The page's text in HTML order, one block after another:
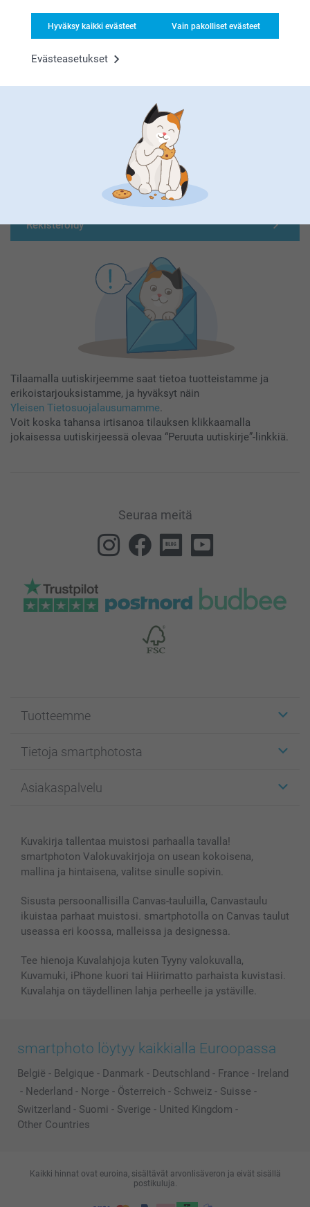
Hyväksy kaikki evästeet Vain pakolliset evästeet
Evästeasetukset
Olemme täällä sinun vuoksesi
Tilaa uutiskirje
Kirjoita sähköpostiosoitteesi tähän
Rekisteröidy
Tilaamalla uutiskirjeemme saat tietoa tuotteistamme ja
erikoistarjouksistamme, ja hyväksyt näin
Yleisen Tietosuojalausumamme.
Voit koska tahansa irtisanoa tilauksen klikkaamalla
jokaisessa uutiskirjeessä olevaa “Peruuta uutiskirje”-linkkiä.
Seuraa meitä
Tuotteemme
Kuvakortit
Kuvakirjat
Kännykkä & Tabletti
MyNameBook
Valokuvakehykset & Lisätarvikkeet
Lahjakortti
Kaikki kuvatuotteet
Tietoja smartphotosta
Affiliate ohjelma
Sivukartta
Ehdot/takuut
Asiakaspalvelu
smartbonus
Hinnat & maksutavat
Kuvakirja tallentaa muistosi parhaalla tavalla!
smartphoton Valokuvakirjoja on usean kokoisena,
mallina ja hintaisena, valitse sinulle sopivin.
Sisusta persoonallisilla Canvas-tauluilla, Canvastaulu
ikuistaa parhaat muistosi. smartphotolla on Canvas taulut
useassa eri koossa, malleissa ja designessa.
Tee hienoja Kuvalahjoja kuten Tyyny valokuvalla,
Kuvamuki, iPhone kuori tai Hiirimatto parhaista kuvistasi.
Kuvalahja on täydellinen lahja perheelle ja ystäville.
smartphoto löytyy kaikkialla Euroopassa
België - Belgique - Danmark - Deutschland - France - Ireland
- Nederland - Norge - Österreich - Schweiz - Suisse -
Switzerland - Suomi - Sverige - United Kingdom -
Other Countries
Kaikki hinnat ovat euroina, sisältävät arvonlisäveron ja eivät sisällä
postikuluja.